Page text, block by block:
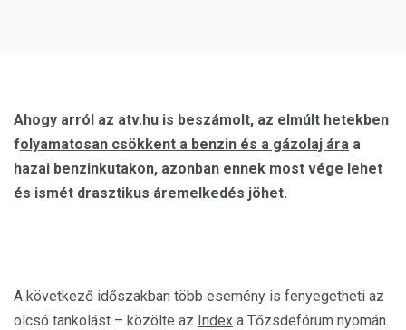
Ahogy arról az atv.hu is beszámolt, az elmúlt hetekben
folyamatosan csökkent a benzin és a gázolaj ára a
hazai benzinkutakon, azonban ennek most vége lehet
és ismét drasztikus áremelkedés jöhet.
A következő időszakban több esemény is fenyegetheti az
olcsó tankolást – közölte az Index a Tőzsdefórum nyomán.